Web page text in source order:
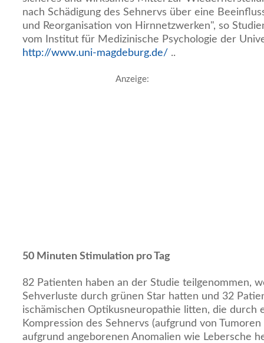
nach Schädigung des Sehnervs über eine
und Reorganisation von Hirnnetzwerken", so
vom Institut für Medizinische Psychologie der
http://www.uni-magdeburg.de/ ..
Anzeige:
50 Minuten Stimulation pro Tag
82 Patienten haben an der Studie teilgenommen,
Sehverluste durch grünen Star hatten und 32
ischämischen Optikusneuropathie litten, die durch
Kompression des Sehnervs (aufgrund von
aufgrund angeborenen Anomalien wie Lebersche